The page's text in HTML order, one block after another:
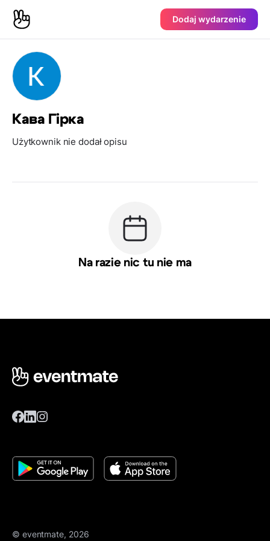
Dodaj wydarzenie
Кава Гірка
Użytkownik nie dodał opisu
Na razie nic tu nie ma
© eventmate, 2026